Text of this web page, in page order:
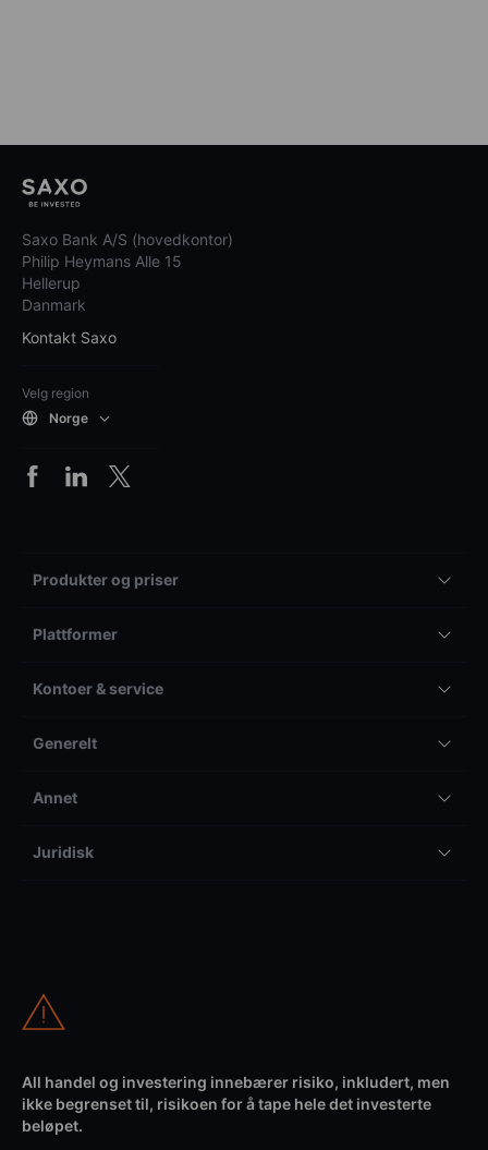
Saxo Bank A/S (hovedkontor)
Philip Heymans Alle 15
Hellerup
Danmark
Kontakt Saxo
Velg region
Norge
Produkter og priser
Plattformer
Kontoer & service
Generelt
Annet
Juridisk
All handel og investering innebærer risiko, inkludert, men
ikke begrenset til, risikoen for å tape hele det investerte
beløpet.